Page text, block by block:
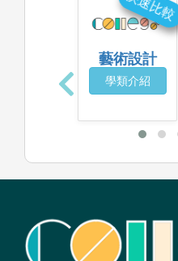
藝術設計
學類介紹